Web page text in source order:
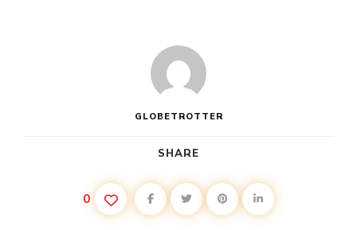
GLOBETROTTER
SHARE
0